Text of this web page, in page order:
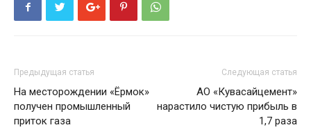
Предыдущая статья
На месторождении «Ёрмок»
получен промышленный
приток газа
Следующая статья
АО «Кувасайцемент»
нарастило чистую прибыль в
1,7 раза